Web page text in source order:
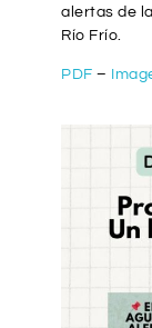
alertas de
Río Frío.
PDF –